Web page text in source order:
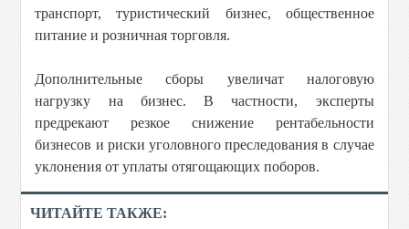
транспорт, туристический бизнес, общественное
питание и розничная торговля.
Дополнительные сборы увеличат налоговую
нагрузку на бизнес. В частности, эксперты
предрекают резкое снижение рентабельности
бизнесов и риски уголовного преследования в случае
уклонения от уплаты отягощающих поборов.
ЧИТАЙТЕ ТАКЖЕ: